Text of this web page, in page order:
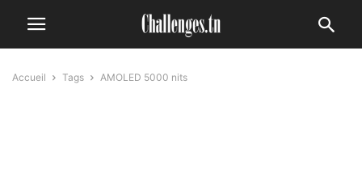
Accueil Tags AMOLED 5000 nits